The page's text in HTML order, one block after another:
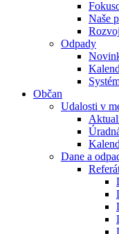
Naše
Odpady
Občan
Udalosti v
Dane a